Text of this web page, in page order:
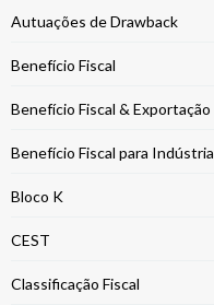
Autuações de Drawback
Benefício Fiscal
Benefício Fiscal & Exportação
Benefício Fiscal para Indústria
Bloco K
CEST
Classificação Fiscal